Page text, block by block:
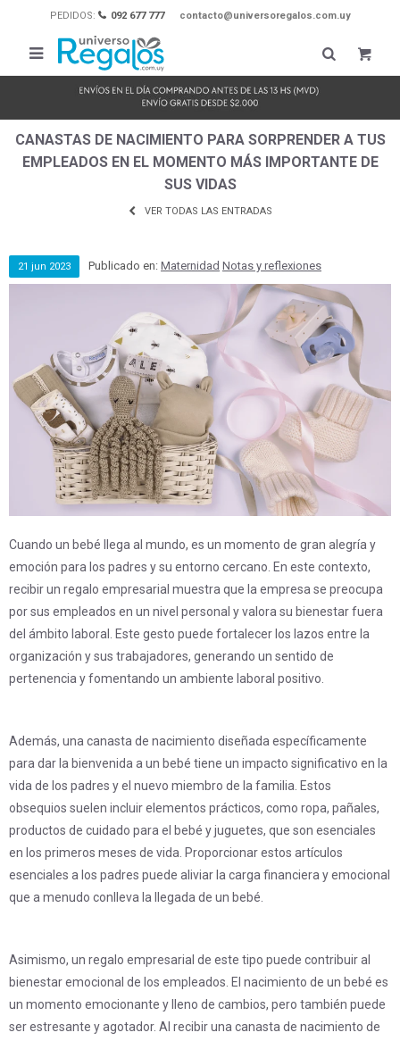
PEDIDOS: 092 677 777 contacto@universoregalos.com.uy

CANASTAS DE NACIMIENTO PARA SORPRENDER A TUS
EMPLEADOS EN EL MOMENTO MÁS IMPORTANTE DE
SUS VIDAS
VER TODAS LAS ENTRADAS
21 jun 2023 Publicado en: Maternidad Notas y reflexiones
Cuando un bebé llega al mundo, es un momento de gran alegría y
emoción para los padres y su entorno cercano. En este contexto,
recibir un regalo empresarial muestra que la empresa se preocupa
por sus empleados en un nivel personal y valora su bienestar fuera
del ámbito laboral. Este gesto puede fortalecer los lazos entre la
organización y sus trabajadores, generando un sentido de
pertenencia y fomentando un ambiente laboral positivo.
Además, una canasta de nacimiento diseñada específicamente
para dar la bienvenida a un bebé tiene un impacto significativo en la
vida de los padres y el nuevo miembro de la familia. Estos
obsequios suelen incluir elementos prácticos, como ropa, pañales,
productos de cuidado para el bebé y juguetes, que son esenciales
en los primeros meses de vida. Proporcionar estos artículos
esenciales a los padres puede aliviar la carga financiera y emocional
que a menudo conlleva la llegada de un bebé.
Asimismo, un regalo empresarial de este tipo puede contribuir al
bienestar emocional de los empleados. El nacimiento de un bebé es
un momento emocionante y lleno de cambios, pero también puede
ser estresante y agotador. Al recibir una canasta de nacimiento de